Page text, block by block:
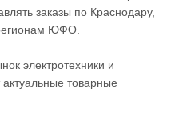
заказы по Краснодару,
ЮФО.
электротехники и
товарные